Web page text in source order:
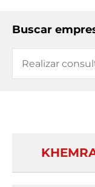
Buscar